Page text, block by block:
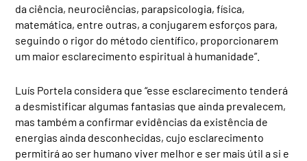
da ciência, neurociências, parapsicologia, física,
matemática, entre outras, a conjugarem esforços para,
seguindo o rigor do método científico, proporcionarem
um maior esclarecimento espiritual à humanidade”.
Luís Portela considera que “esse esclarecimento tenderá
a desmistificar algumas fantasias que ainda prevalecem,
mas também a confirmar evidências da existência de
energias ainda desconhecidas, cujo esclarecimento
permitirá ao ser humano viver melhor e ser mais útil a si e